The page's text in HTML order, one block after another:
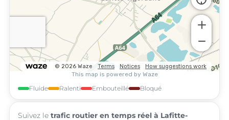
Fluide Ralenti Embouteillé Bloqué
Suivez le trafic routier en temps réel à Lafitte-